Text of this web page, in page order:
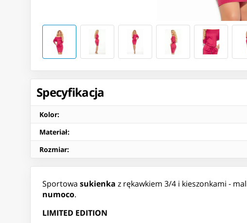
Specyfikacja
Kolor:
Materiał:
Rozmiar:
Sportowa sukienka z rękawkiem 3/4 i kieszonkami -
numoco.
LIMITED EDITION